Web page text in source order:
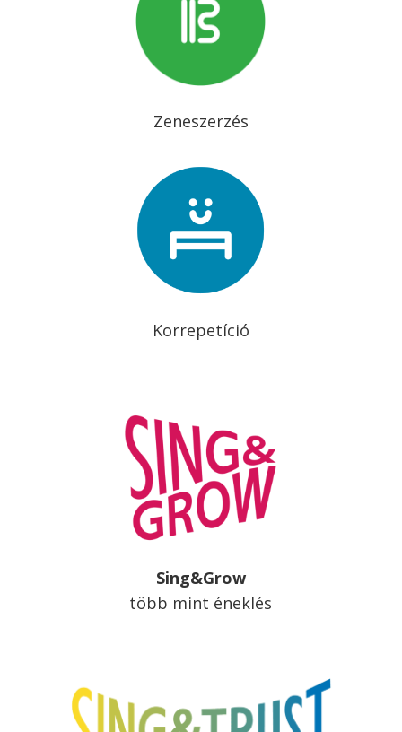
Zeneszerzés
Korrepetíció
Sing&Grow
több mint éneklés